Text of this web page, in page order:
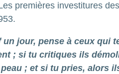
premières investitures
un jour, pense à ceux qui
; si tu critiques ils
; et si tu pries, alors